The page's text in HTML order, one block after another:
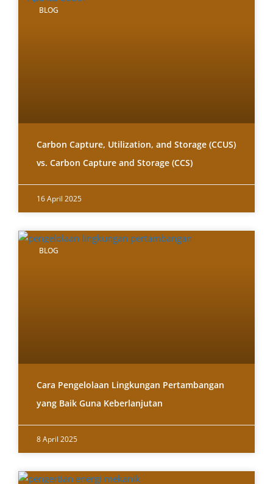
BLOG
Carbon Capture, Utilization, and Storage (CCUS)
vs. Carbon Capture and Storage (CCS)
16 April 2025
BLOG
Cara Pengelolaan Lingkungan Pertambangan
yang Baik Guna Keberlanjutan
8 April 2025